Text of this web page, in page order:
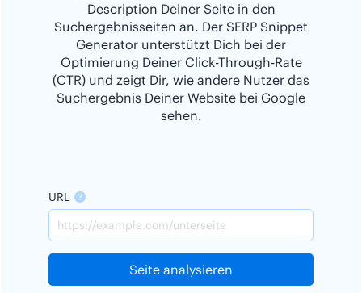
Description Deiner Seite in den
Suchergebnisseiten an. Der SERP Snippet
Generator unterstützt Dich bei der
Optimierung Deiner Click-Through-Rate
(CTR) und zeigt Dir, wie andere Nutzer das
Suchergebnis Deiner Website bei Google
sehen.
URL
Seite analysieren